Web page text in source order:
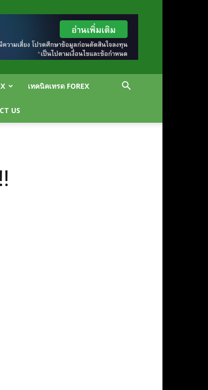
เทคนิคเทรด FOREX
US